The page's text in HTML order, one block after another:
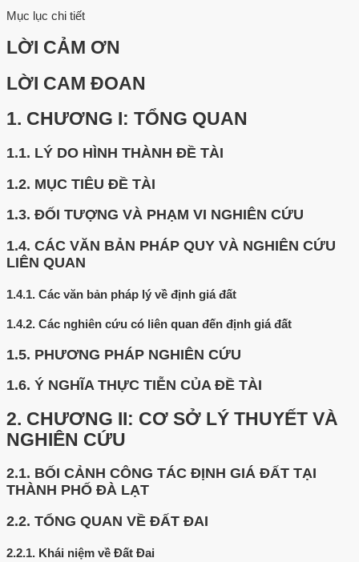
Mục lục chi tiết
LỜI CẢM ƠN
LỜI CAM ĐOAN
1. CHƯƠNG I: TỔNG QUAN
1.1. LÝ DO HÌNH THÀNH ĐỀ TÀI
1.2. MỤC TIÊU ĐỀ TÀI
1.3. ĐỐI TƯỢNG VÀ PHẠM VI NGHIÊN CỨU
1.4. CÁC VĂN BẢN PHÁP QUY VÀ NGHIÊN CỨU
LIÊN QUAN
1.4.1. Các văn bản pháp lý về định giá đất
1.4.2. Các nghiên cứu có liên quan đến định giá đất
1.5. PHƯƠNG PHÁP NGHIÊN CỨU
1.6. Ý NGHĨA THỰC TIỄN CỦA ĐỀ TÀI
2. CHƯƠNG II: CƠ SỞ LÝ THUYẾT VÀ
NGHIÊN CỨU
2.1. BỐI CẢNH CÔNG TÁC ĐỊNH GIÁ ĐẤT TẠI
THÀNH PHỐ ĐÀ LẠT
2.2. TỔNG QUAN VỀ ĐẤT ĐAI
2.2.1. Khái niệm về Đất Đai